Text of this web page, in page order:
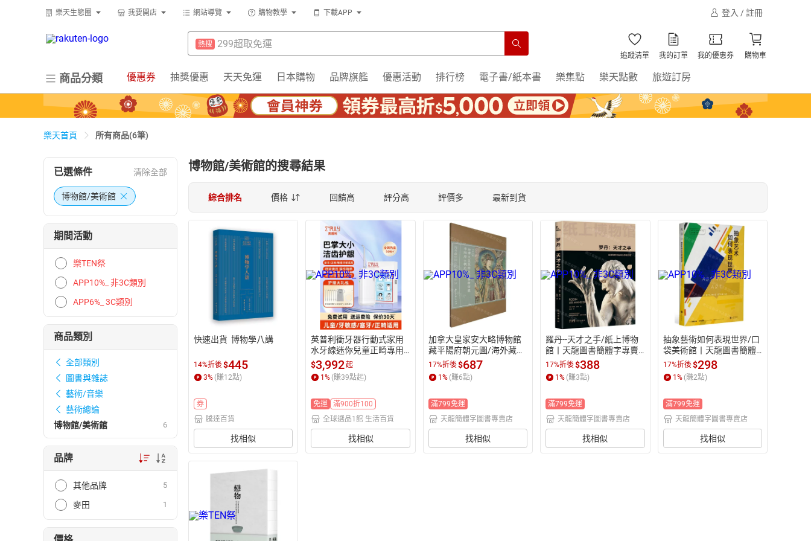
樂天生態圈 我要開店 網站導覽 購物教學 下載APP 登入 / 註冊
299超取免運
熱搜 賺點樂翻天
熱搜 微波爐
熱搜 平板電腦
熱搜 床架
熱搜 抽7777點
熱門飯店推薦
追蹤清單 我的訂單 我的優惠券 購物車
商品分類 優惠券 抽獎優惠 天天免運 日本購物 品牌旗艦 優惠活動 排行榜 電子書/紙本書 樂集點 樂天點數 旅遊訂房
熱搜 微波爐
熱搜 平板電腦
熱搜 吹風機
熱搜 床架
熱門飯店推薦
樂天首頁 所有商品(6筆)
已選條件 清除全部
博物館/美術館
期間活動
樂TEN祭
APP10%_ 非3C類別
APP6%_ 3C類別
商品類別
全部類別
圖書與雜誌
藝術/音樂
藝術總論
博物館/美術館
6
品牌
其他品牌 5
麥田 1
博物館/美術館的搜尋結果
綜合排名 價格 回饋高 評分高 評價多 最新到貨
快速出貨  博物學八講
14%折後$445
3% (賺12點)
券
騰達百貨
找相似
英普利衝牙器行動式家用
水牙線迷你兒童正畸專用
牙齒縫電動洗牙器
$3,992起
1% (賺39點起)
免運
滿900折100
全球選品1館 生活百貨
找相似
加拿大皇家安大略博物館
藏平陽府朝元圖/海外藏中
國古代壁畫精品丨天龍圖
書簡體字專賣店丨978755
4034163 (tl2522)
17%折後$687
1% (賺6點)
滿799免運
天龍簡體字圖書專賣店
找相似
羅丹--天才之手/紙上博物
館丨天龍圖書簡體字專賣
店丨9787574904484 (tl26
04)
17%折後$388
1% (賺3點)
滿799免運
天龍簡體字圖書專賣店
找相似
抽象藝術如何表現世界/口
袋美術館丨天龍圖書簡體
字專賣店丨97875596690
87 (tl2522)
17%折後$298
1% (賺2點)
滿799免運
天龍簡體字圖書專賣店
找相似